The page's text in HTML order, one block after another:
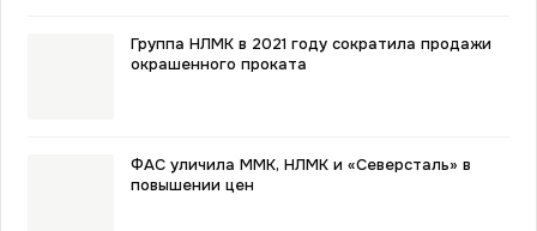
Группа НЛМК в 2021 году сократила продажи
окрашенного проката
ФАС уличила ММК, НЛМК и «Северсталь» в
повышении цен